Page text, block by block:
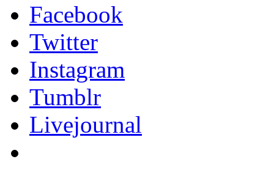
Facebook
Twitter
Instagram
Tumblr
Livejournal